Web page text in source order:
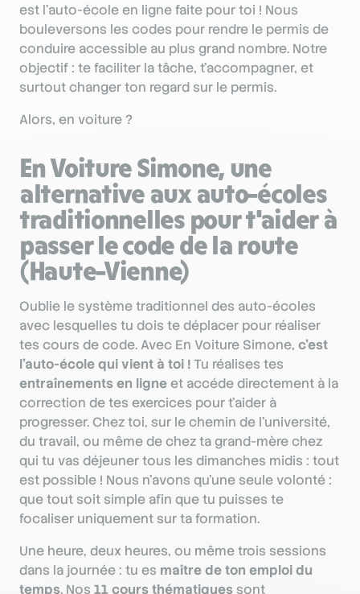
est l’auto-école en ligne faite pour toi ! Nous
bouleversons les codes pour rendre le permis de
conduire accessible au plus grand nombre. Notre
objectif : te faciliter la tâche, t'accompagner, et
surtout changer ton regard sur le permis.
Alors, en voiture ?
En Voiture Simone, une
alternative aux auto-écoles
traditionnelles pour t'aider à
passer le code de la route
(Haute-Vienne)
Oublie le système traditionnel des auto-écoles
avec lesquelles tu dois te déplacer pour réaliser
tes cours de code. Avec En Voiture Simone, c’est
l’auto-école qui vient à toi !Tu réalises tes
entraînements en ligneet accéde directement à la
correction de tes exercices pour t'aider à
progresser. Chez toi, sur le chemin de l’université,
du travail, ou même de chez ta grand-mère chez
qui tu vas déjeuner tous les dimanches midis : tout
est possible ! Nous n’avons qu’une seule volonté :
que tout soit simple afin que tu puisses te
focaliser uniquement sur ta formation.
Une heure, deux heures, ou même trois sessions
dans la journée : tu es maître de ton emploi du
temps. Nos 11 cours thématiques sont